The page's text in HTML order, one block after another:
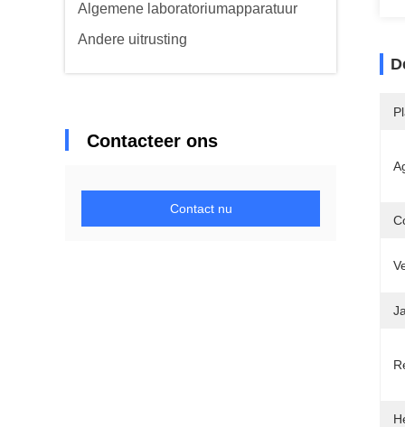
Algemene laboratoriumapparatuur
Andere uitrusting
Contacteer ons
Contact nu